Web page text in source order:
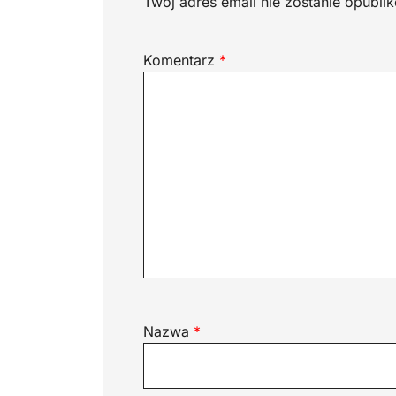
Komentarz *
Nazwa *